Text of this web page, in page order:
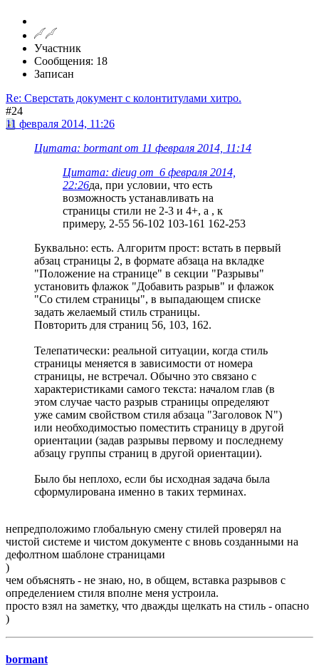
Участник
Сообщения: 18
Записан
Re: Сверстать документ с колонтитулами хитро.
#24
11 февраля 2014, 11:26
Цитата: bormant от 11 февраля 2014, 11:14
Цитата: dieug от 6 февраля 2014,
22:26да, при условии, что есть
возможность устанавливать на
страницы стили не 2-3 и 4+, а , к
примеру, 2-55 56-102 103-161 162-253
Буквально: есть. Алгоритм прост: встать в первый
абзац страницы 2, в формате абзаца на вкладке
"Положение на странице" в секции "Разрывы"
установить флажок "Добавить разрыв" и флажок
"Со стилем страницы", в выпадающем списке
задать желаемый стиль страницы.
Повторить для страниц 56, 103, 162.
Телепатически: реальной ситуации, когда стиль
страницы меняется в зависимости от номера
страницы, не встречал. Обычно это связано с
характеристиками самого текста: началом глав (в
этом случае часто разрыв страницы определяют
уже самим свойством стиля абзаца "Заголовок N")
или необходимостью поместить страницу в другой
ориентации (задав разрывы первому и последнему
абзацу группы страниц в другой ориентации).
Было бы неплохо, если бы исходная задача была
сформулирована именно в таких терминах.
непредположимо глобальную смену стилей проверял на
чистой системе и чистом документе с вновь созданными на
дефолтном шаблоне страницами
)
чем объяснять - не знаю, но, в общем, вставка разрывов с
определением стиля вполне меня устроила.
просто взял на заметку, что дважды щелкать на стиль - опасно
)
bormant